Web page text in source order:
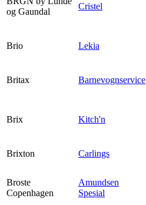
og Gaundal
Cristel
Brio
Lekia
Britax Barnevognservice
Brix Kitch'n
Brixton Carlings
Broste
Copenhagen
Amundsen
Spesial